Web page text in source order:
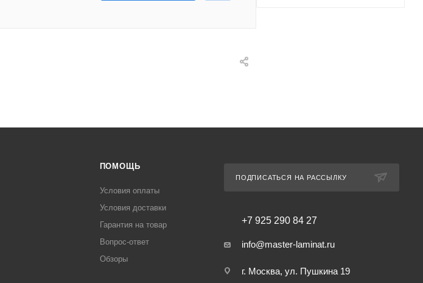
ПОМОЩЬ
Условия оплаты
Условия доставки
Гарантия на товар
Вопрос-ответ
Обзоры
ПОДПИСАТЬСЯ НА РАССЫЛКУ
+7 925 290 84 27
info@master-laminat.ru
г. Москва, ул. Пушкина 19